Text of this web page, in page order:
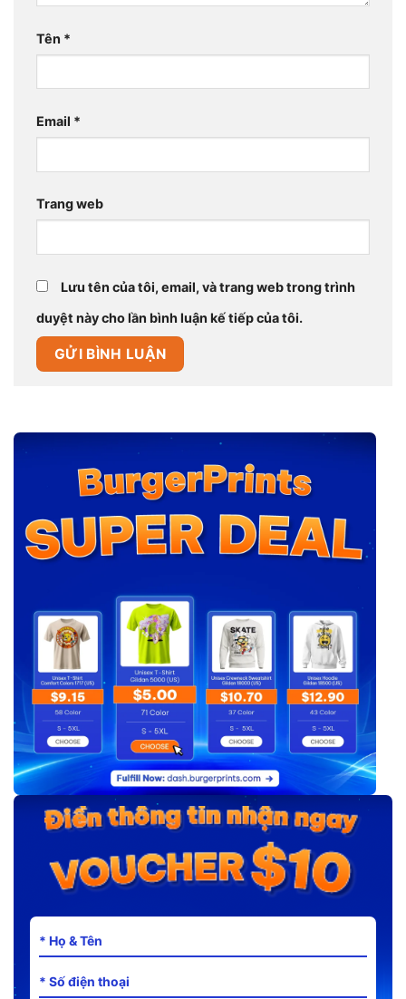
Tên *
Email *
Trang web
Lưu tên của tôi, email, và trang web trong trình
duyệt này cho lần bình luận kế tiếp của tôi.